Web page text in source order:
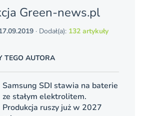
Green-news.pl
· Dodał(a): 132 artykuły
TEGO AUTORA
Samsung SDI stawia na baterie
ze stałym elektrolitem.
Produkcja ruszy już w 2027